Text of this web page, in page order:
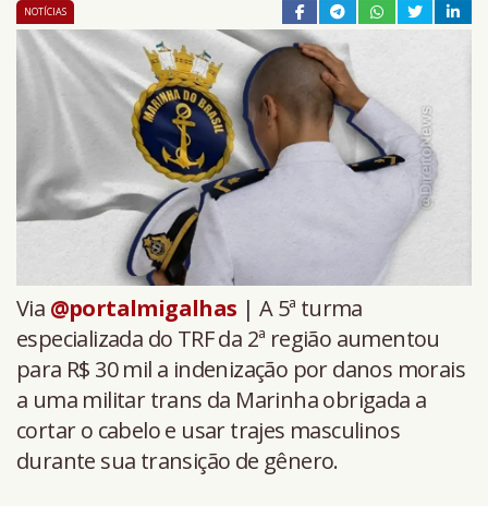
NOTÍCIAS
Via @portalmigalhas | A 5ª turma
especializada do TRF da 2ª região aumentou
para R$ 30 mil a indenização por danos morais
a uma militar trans da Marinha obrigada a
cortar o cabelo e usar trajes masculinos
durante sua transição de gênero.